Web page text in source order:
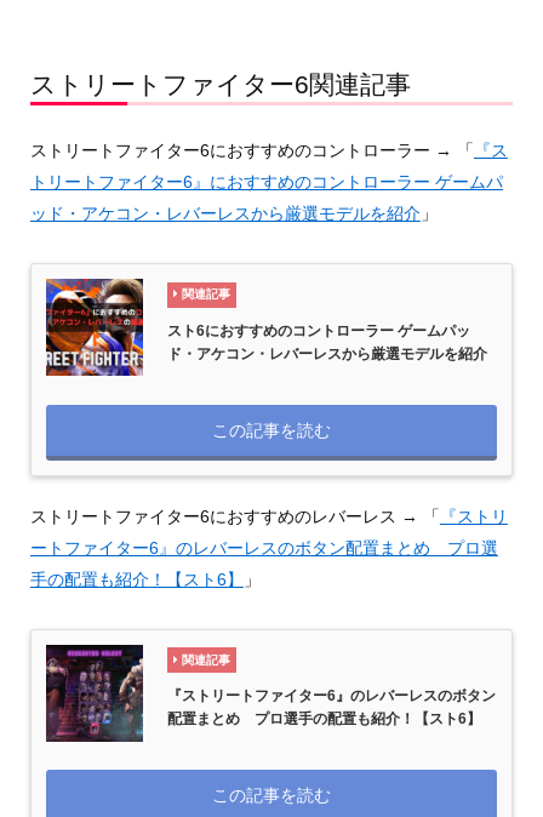
ストリートファイター6関連記事
ストリートファイター6におすすめのコントローラー → 「
『ス
トリートファイター6』におすすめのコントローラー ゲームパ
ッド・アケコン・レバーレスから厳選モデルを紹介」
関連記事
スト6におすすめのコントローラー ゲームパッ
ド・アケコン・レバーレスから厳選モデルを紹介
この記事を読む
ストリートファイター6におすすめのレバーレス → 「
『ストリ
ートファイター6』のレバーレスのボタン配置まとめ プロ選
手の配置も紹介！【スト6】
」
関連記事
『ストリートファイター6』のレバーレスのボタン
配置まとめ プロ選手の配置も紹介！【スト6】
この記事を読む